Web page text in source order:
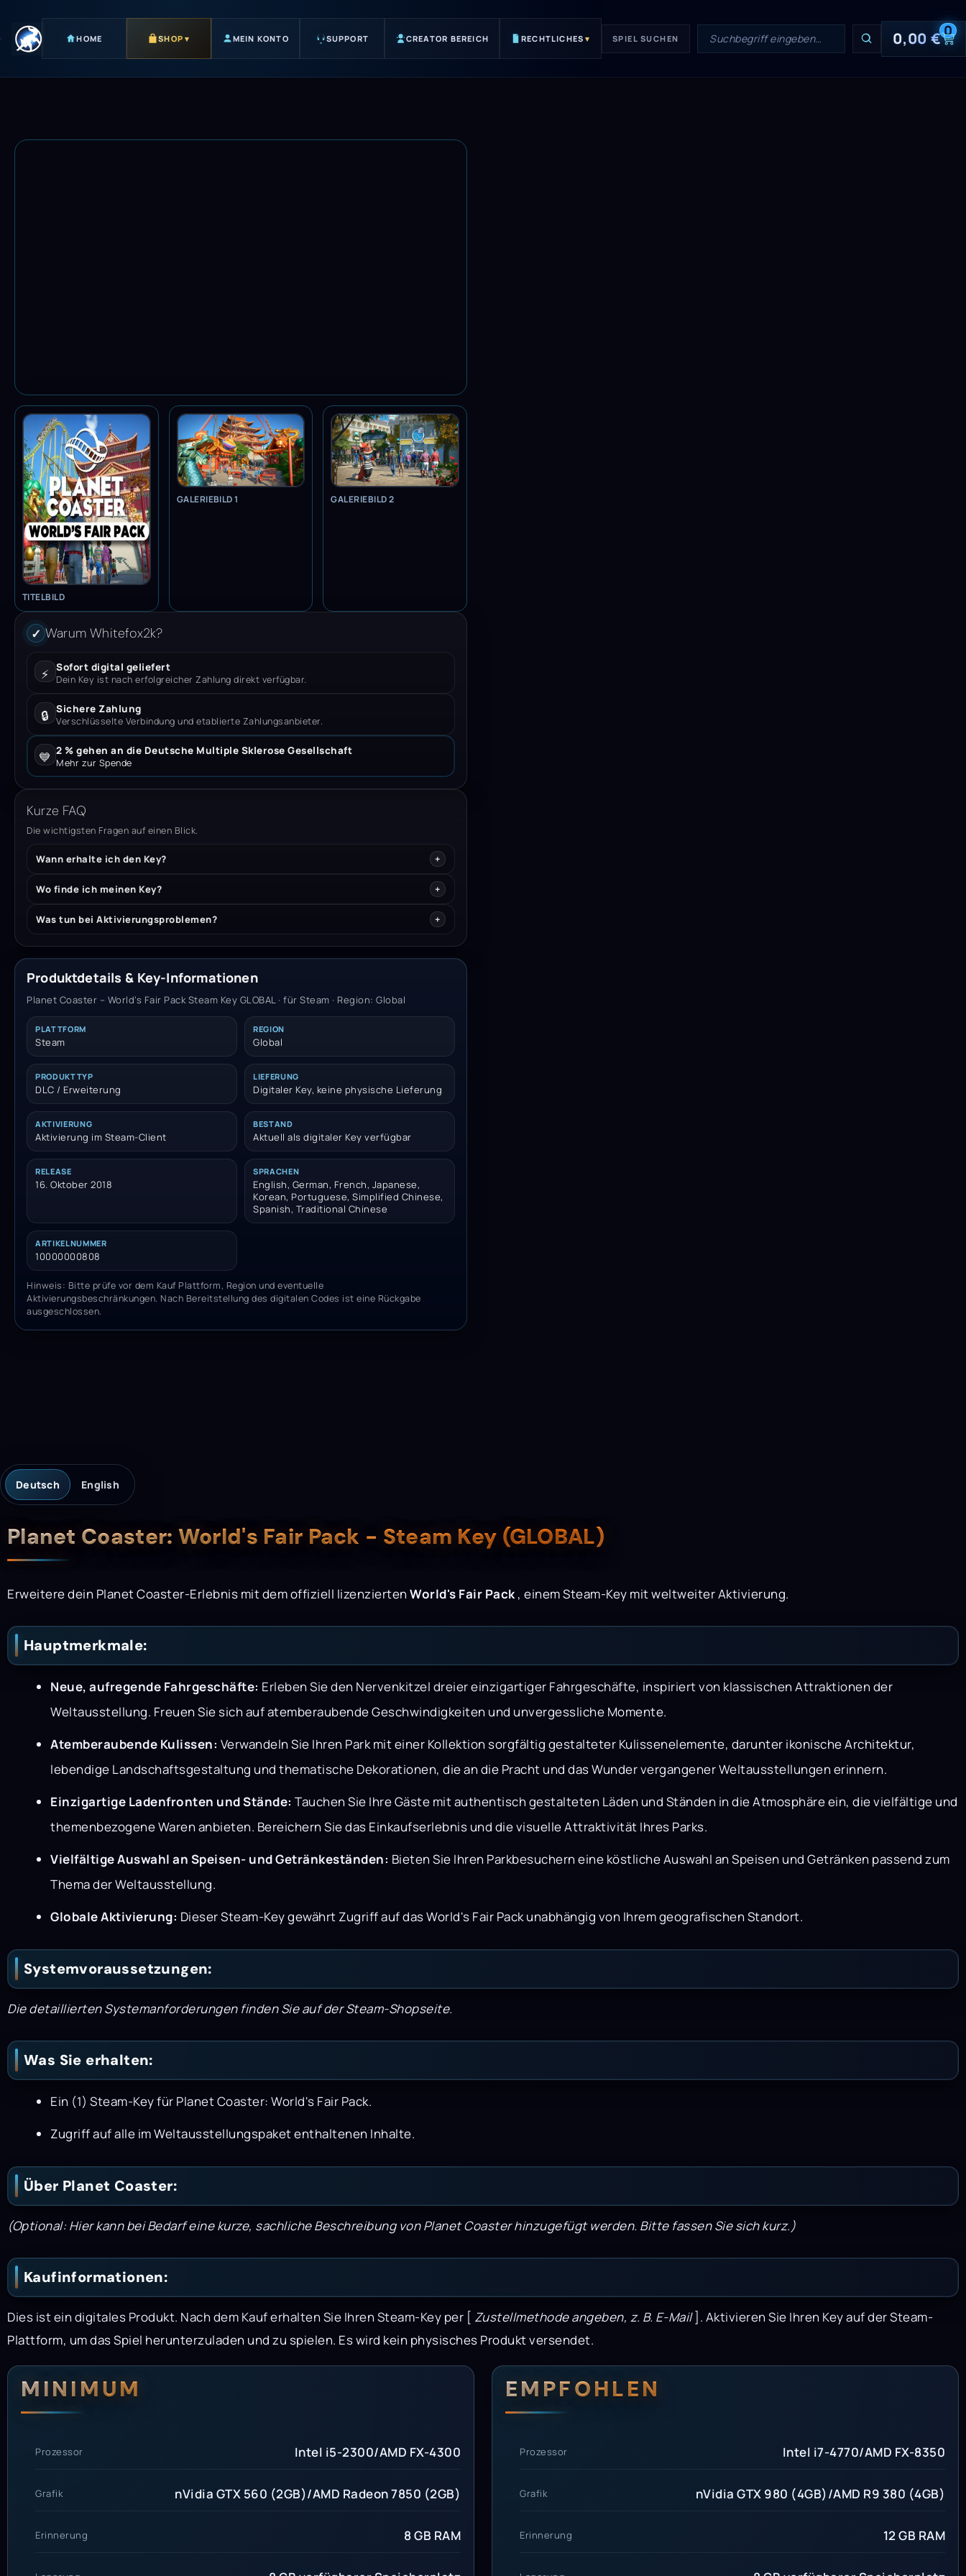
HOME SHOP ▾ MEIN KONTO SUPPORT CREATOR BEREICH RECHTLICHES ▾ SPIEL SUCHEN 0,00€0
TITELBILD
GALERIEBILD 1 GALERIEBILD 2
✓ Warum Whitefox2k?
⚡ Sofort digital geliefert
Dein Key ist nach erfolgreicher Zahlung direkt verfügbar.
🔒 Sichere Zahlung
Verschlüsselte Verbindung und etablierte Zahlungsanbieter.
💙 2 % gehen an die Deutsche Multiple Sklerose Gesellschaft
Mehr zur Spende
Kurze FAQ
Die wichtigsten Fragen auf einen Blick.
Wann erhalte ich den Key?
Wo finde ich meinen Key?
Was tun bei Aktivierungsproblemen?
Produktdetails & Key-Informationen
Planet Coaster – World’s Fair Pack Steam Key GLOBAL · für Steam · Region: Global
PLATTFORM
Steam
REGION
Global
PRODUKTTYP
DLC / Erweiterung
LIEFERUNG
Digitaler Key, keine physische Lieferung
AKTIVIERUNG
Aktivierung im Steam-Client
BESTAND
Aktuell als digitaler Key verfügbar
RELEASE
16. Oktober 2018
SPRACHEN
English, German, French, Japanese,
Korean, Portuguese, Simplified Chinese,
Spanish, Traditional Chinese
ARTIKELNUMMER
10000000808
Hinweis: Bitte prüfe vor dem Kauf Plattform, Region und eventuelle
Aktivierungsbeschränkungen. Nach Bereitstellung des digitalen Codes ist eine Rückgabe
ausgeschlossen.
Deutsch English
Beschreibung
Planet Coaster: World's Fair Pack - Steam Key (GLOBAL)
Erweitere dein Planet Coaster-Erlebnis mit dem offiziell lizenzierten World's Fair Pack , einem Steam-Key mit weltweiter Aktivierung.
Hauptmerkmale:
Neue, aufregende Fahrgeschäfte: Erleben Sie den Nervenkitzel dreier einzigartiger Fahrgeschäfte, inspiriert von klassischen Attraktionen der
Weltausstellung. Freuen Sie sich auf atemberaubende Geschwindigkeiten und unvergessliche Momente.
Atemberaubende Kulissen: Verwandeln Sie Ihren Park mit einer Kollektion sorgfältig gestalteter Kulissenelemente, darunter ikonische Architektur,
lebendige Landschaftsgestaltung und thematische Dekorationen, die an die Pracht und das Wunder vergangener Weltausstellungen erinnern.
Einzigartige Ladenfronten und Stände: Tauchen Sie Ihre Gäste mit authentisch gestalteten Läden und Ständen in die Atmosphäre ein, die vielfältige und
themenbezogene Waren anbieten. Bereichern Sie das Einkaufserlebnis und die visuelle Attraktivität Ihres Parks.
Vielfältige Auswahl an Speisen- und Getränkeständen: Bieten Sie Ihren Parkbesuchern eine köstliche Auswahl an Speisen und Getränken passend zum
Thema der Weltausstellung.
Globale Aktivierung: Dieser Steam-Key gewährt Zugriff auf das World's Fair Pack unabhängig von Ihrem geografischen Standort.
Systemvoraussetzungen:
Die detaillierten Systemanforderungen finden Sie auf der Steam-Shopseite.
Was Sie erhalten:
Ein (1) Steam-Key für Planet Coaster: World's Fair Pack.
Zugriff auf alle im Weltausstellungspaket enthaltenen Inhalte.
Über Planet Coaster:
(Optional: Hier kann bei Bedarf eine kurze, sachliche Beschreibung von Planet Coaster hinzugefügt werden. Bitte fassen Sie sich kurz.)
Kaufinformationen:
Dies ist ein digitales Produkt. Nach dem Kauf erhalten Sie Ihren Steam-Key per [ Zustellmethode angeben, z. B. E-Mail]. Aktivieren Sie Ihren Key auf der Steam-
Plattform, um das Spiel herunterzuladen und zu spielen. Es wird kein physisches Produkt versendet.
Systemanforderungen
Systemvoraussetzungen
MINIMUM
Prozessor Intel i5-2300/AMD FX-4300
Grafik nVidia GTX 560 (2GB)/AMD Radeon 7850 (2GB)
Erinnerung 8 GB RAM
EMPFOHLEN
Prozessor Intel i7-4770/AMD FX-8350
Grafik nVidia GTX 980 (4GB)/AMD R9 380 (4GB)
Erinnerung 12 GB RAM